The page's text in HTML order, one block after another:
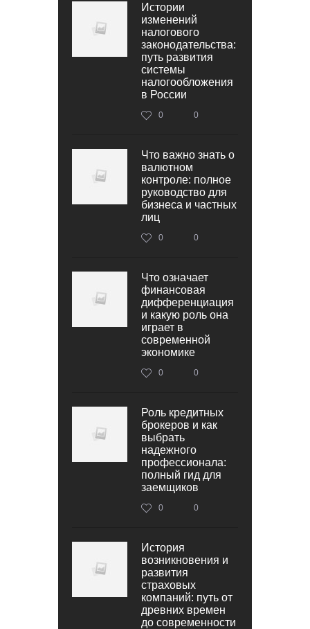
Истории
изменений
налогового
законодательства:
путь развития
системы
налогообложения
в России
0 0
Что важно знать о
валютном
контроле: полное
руководство для
бизнеса и частных
лиц
0 0
Что означает
финансовая
дифференциация
и какую роль она
играет в
современной
экономике
0 0
Роль кредитных
брокеров и как
выбрать
надежного
профессионала:
полный гид для
заемщиков
0 0
История
возникновения и
развития
страховых
компаний: путь от
древних времен
до современности